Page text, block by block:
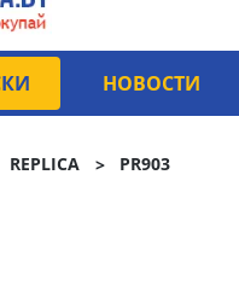
НОВОСТИ
REPLICA PR903